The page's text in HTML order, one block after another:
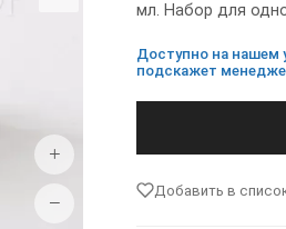
+
−
мл. Набор для
Доступно на нашем
подскажет
Добавить в